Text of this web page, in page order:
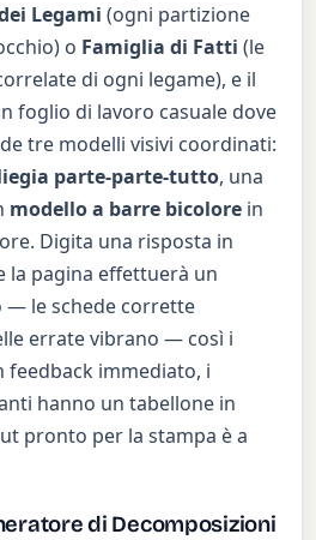
Legami (ogni partizione
o Famiglia di Fatti (le
di ogni legame), e il
foglio di lavoro casuale dove
tre modelli visivi coordinati:
parte-parte-tutto, una
modello a barre bicolore in
Digita una risposta in
la pagina effettuerà un
— le schede corrette
errate vibrano — così i
feedback immediato, i
hanno un tabellone in
pronto per la stampa è a
di Decomposizioni